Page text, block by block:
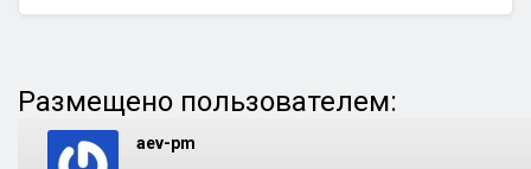
Размещено пользователем:
aev-pm